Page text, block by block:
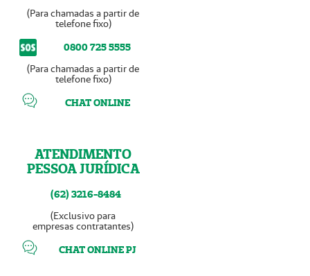
(Para chamadas a partir de
telefone fixo)
0800 725 5555
(Para chamadas a partir de
telefone fixo)
CHAT ONLINE
ATENDIMENTO
PESSOA JURÍDICA
(62) 3216-8484
(Exclusivo para
empresas contratantes)
CHAT ONLINE PJ